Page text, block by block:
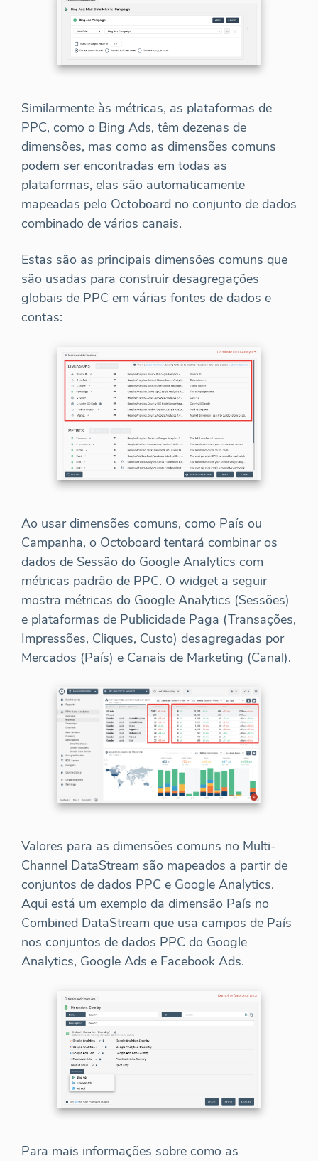
Similarmente às métricas, as plataformas de
PPC, como o Bing Ads, têm dezenas de
dimensões, mas como as dimensões comuns
podem ser encontradas em todas as
plataformas, elas são automaticamente
mapeadas pelo Octoboard no conjunto de dados
combinado de vários canais.
Estas são as principais dimensões comuns que
são usadas para construir desagregações
globais de PPC em várias fontes de dados e
contas:
Ao usar dimensões comuns, como País ou
Campanha, o Octoboard tentará combinar os
dados de Sessão do Google Analytics com
métricas padrão de PPC. O widget a seguir
mostra métricas do Google Analytics (Sessões)
e plataformas de Publicidade Paga (Transações,
Impressões, Cliques, Custo) desagregadas por
Mercados (País) e Canais de Marketing (Canal).
Valores para as dimensões comuns no Multi-
Channel DataStream são mapeados a partir de
conjuntos de dados PPC e Google Analytics.
Aqui está um exemplo da dimensão País no
Combined DataStream que usa campos de País
nos conjuntos de dados PPC do Google
Analytics, Google Ads e Facebook Ads.
Para mais informações sobre como as